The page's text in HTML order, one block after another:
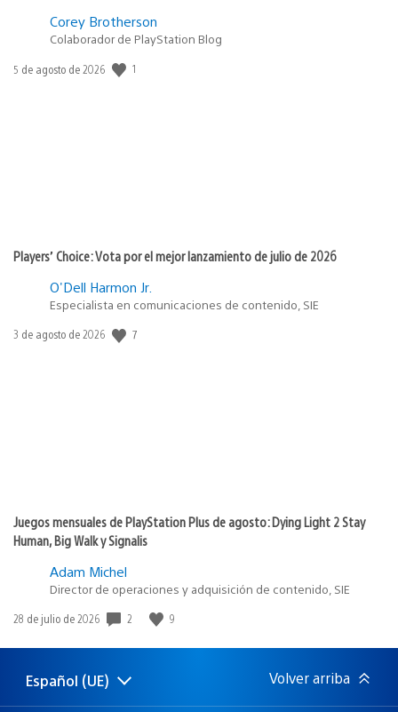
Corey Brotherson
Colaborador de PlayStation Blog
Fecha
5 de agosto de 2026 1
Players’ Choice: Vota por el mejor lanzamiento de julio de 2026
O'Dell Harmon Jr.
Especialista en comunicaciones de contenido, SIE
Fecha
3 de agosto de 2026 7
Juegos mensuales de PlayStation Plus de agosto: Dying Light 2 Stay
Human, Big Walk y Signalis
Adam Michel
Director de operaciones y adquisición de contenido, SIE
Fecha
publicación:
28 de julio de 2026 2 9
Selecciona
una
Región
actual:
Español (UE) Volver arriba